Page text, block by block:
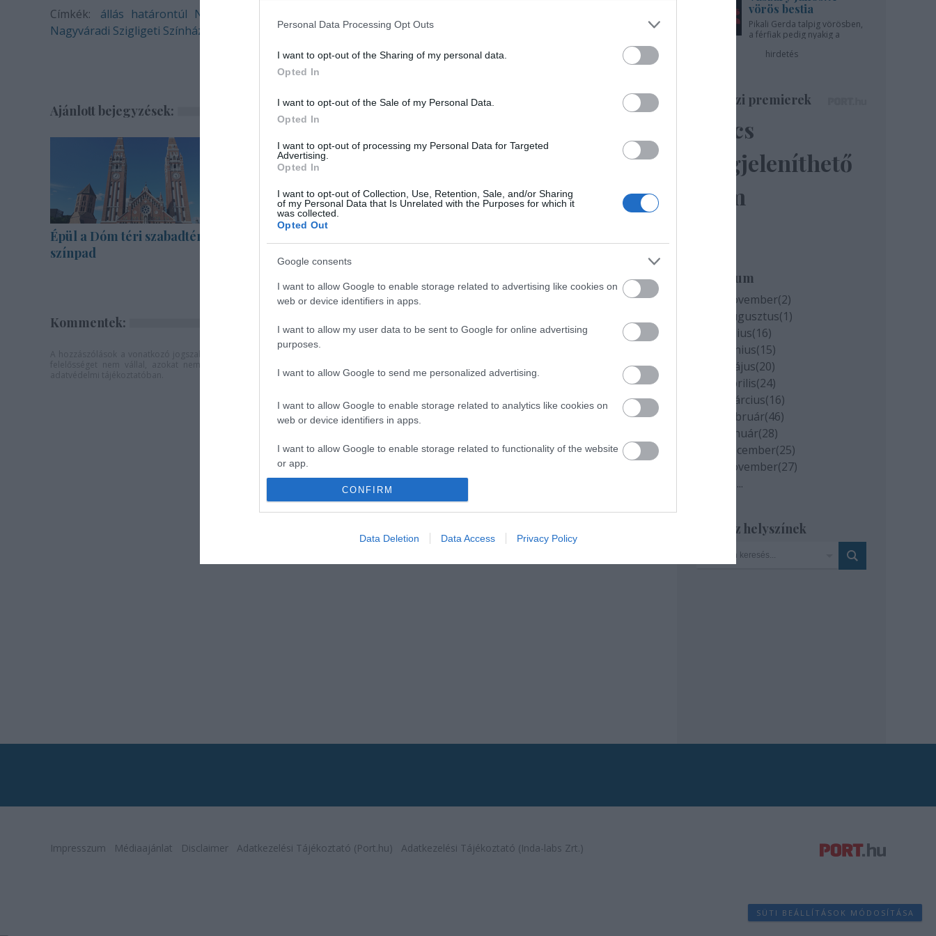
Personal Data Processing Opt Outs
I want to opt-out of the Sharing of my personal data.
Opted In
I want to opt-out of the Sale of my Personal Data.
Opted In
I want to opt-out of processing my Personal Data for Targeted
Advertising.
Opted In
I want to opt-out of Collection, Use, Retention, Sale, and/or Sharing
of my Personal Data that Is Unrelated with the Purposes for which it
was collected.
Opted Out
Google consents
I want to allow Google to enable storage related to advertising like cookies on
web or device identifiers in apps.
I want to allow my user data to be sent to Google for online advertising
purposes.
I want to allow Google to send me personalized advertising.
I want to allow Google to enable storage related to analytics like cookies on
web or device identifiers in apps.
I want to allow Google to enable storage related to functionality of the website
or app.
I want to allow Google to enable storage related to personalization.
authentication functionality and fraud prevention, and other user protection.
CONFIRM
Data Deletion Data Access Privacy Policy
Címkék: állás határontúl Nagyvárad
Nagyváradi Szigligeti Színház
Ajánlott bejegyzések:
Épül a Dóm téri szabadtéri
színpad
A jövő évadra kilenc
Vígszínház
Kommentek:
és az
vörös bestia
Pikali Gerda talpig vörösben,
a férfiak pedig nyakig a
hirdetés
Színházi premierek
Nincs
megjeleníthető
elem
Archívum
2020 november(2)
2020 augusztus(1)
2020 július(16)
2020 június(15)
2020 május(20)
2020 április(24)
2020 március(16)
2020 február(46)
2020 január(28)
2019 december(25)
2019 november(27)
...
Szinház helyszínek
Impresszum Médiaajánlat Disclaimer Adatkezelési Tájékoztató (Port.hu) Adatkezelési Tájékoztató (Inda-labs Zrt.)
SÜTI BEÁLLÍTÁSOK MÓDOSÍTÁSA